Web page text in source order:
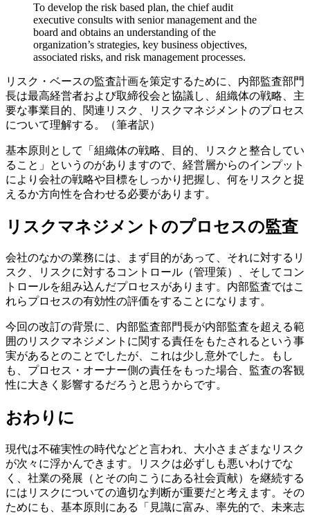
To develop the risk based plan, the chief audit
executive consults with senior management and the
board and obtains an understanding of the
organization’s strategies, key business objectives,
associated risks, and risk management processes.
リスク・ベースの監査計画を策定するために、内部監査部門
長は最高経営者および取締役会と協議し、組織体の戦略、主
要な事業目的、関連リスク、リスクマネジメントのプロセス
について理解する。（筆者訳）
基本原則として「組織体の戦略、目的、リスクと整合してい
ること」というのがありますので、経営層からのインプット
により会社の戦略や目標をしっかり把握し、何をリスクと捉
えるか方向性を合わせる必要があります。
リスクマネジメントのプロセスの監査
会社のなかの業務には、まず目的があって、それに対するリ
スク、リスクに対するコントロール（管理策）、そしてコン
トロールを組み込んだプロセスがあります。内部監査ではこ
れらプロセスの有効性の評価をすることになります。
今回の改訂の背景に、内部監査部門長が内部監査を超える範
囲のリスクマネジメントに関する責任をもたされるという事
実があるとのことでしたが、これは少し意外でした。もし
も、プロセス・オーナー側の責任をもった場合、監査の客観
性に大きく影響するだろうと思うからです。
おわりに
現代は不確実性の時代などと言われ、大小さまざまなリスク
が次々に浮かんできます。リスクは必ずしも悪いわけでな
く、社業の発展（とその向こうにある社会貢献）を継続する
にはリスクについての適切な判断が重要だと考えます。その
ためにも、基本原則にある「見識に富み、率先的で、未来志